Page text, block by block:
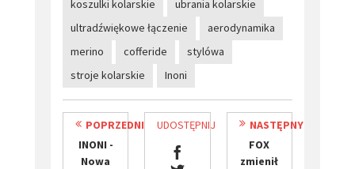
koszulki kolarskie
ubrania kolarskie
ultradźwiękowe łączenie
aerodynamika
merino
cofferide
stylówa
stroje kolarskie
Inoni
POPRZEDNI
​INONI -
Nowa
UDOSTĘPNIJ
NASTĘPNY
FOX
zmienił